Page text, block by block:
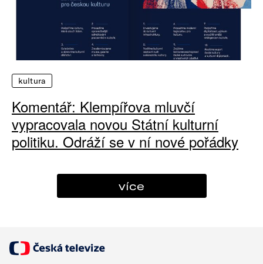
kultura
Komentář: Klempířova mluvčí
vypracovala novou Státní kulturní
politiku. Odráží se v ní nové pořádky
více